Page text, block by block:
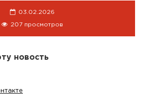
03.02.2026
207 просмотров
новость